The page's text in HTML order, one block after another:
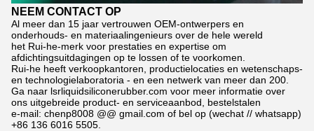
NEEM CONTACT OP
Al meer dan 15 jaar vertrouwen OEM-ontwerpers en
onderhouds- en materiaalingenieurs over de hele wereld
het Rui-he-merk voor prestaties en expertise om
afdichtingsuitdagingen op te lossen of te voorkomen.
Rui-he heeft verkoopkantoren, productielocaties en wetenschaps-
en technologielaboratoria - en een netwerk van meer dan 200.
Ga naar lsrliquidsiliconerubber.com voor meer informatie over
ons uitgebreide product- en serviceaanbod, bestelstalen
e-mail: chenp8008 @@ gmail.com of bel op (wechat // whatsapp)
+86 136 6016 5505.